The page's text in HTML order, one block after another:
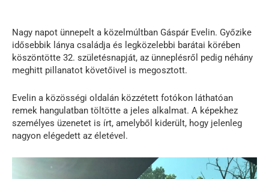
Nagy napot ünnepelt a közelmúltban Gáspár Evelin. Győzike
idősebbik lánya családja és legközelebbi barátai körében
köszöntötte 32. születésnapját, az ünneplésről pedig néhány
meghitt pillanatot követőivel is megosztott.
Evelin a közösségi oldalán közzétett fotókon láthatóan
remek hangulatban töltötte a jeles alkalmat. A képekhez
személyes üzenetet is írt, amelyből kiderült, hogy jelenleg
nagyon elégedett az életével.